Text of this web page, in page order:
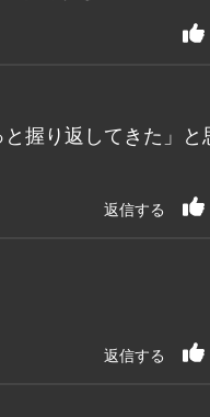
握り返してきた」と
返信する
返信する